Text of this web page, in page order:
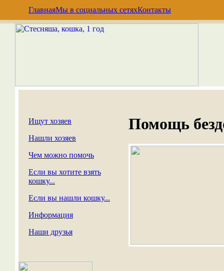
ГлавнаяМы в социальных сетяхКонтакты
Ищут хозяев
Нашли хозяев
Чем можно помочь
Если вы хотите взять
кошку...
Если вы нашли кошку...
Информация
Наши друзья
Помощь